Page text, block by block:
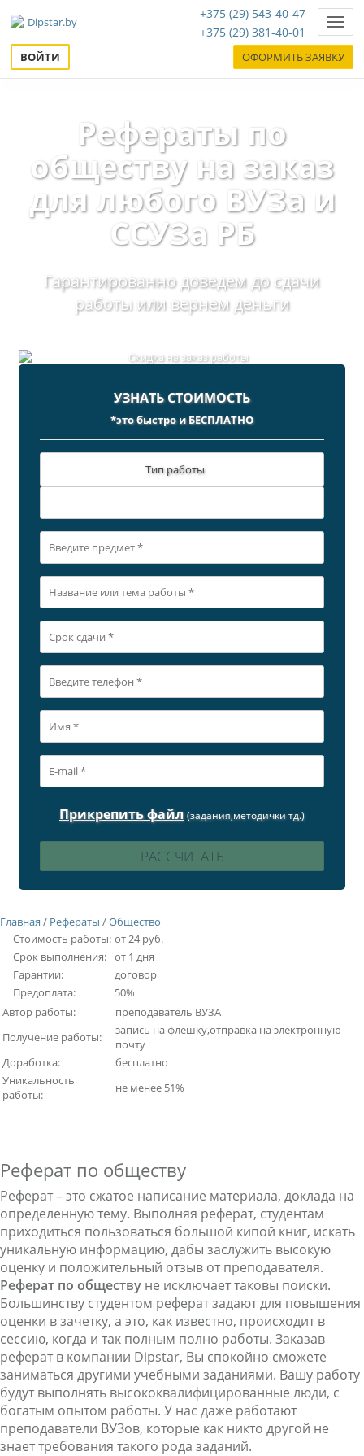
+375 (29) 543-40-47
+375 (29) 381-40-01
ВОЙТИ ОФОРМИТЬ ЗАЯВКУ
Рефераты по
обществу на заказ
для любого ВУЗа и
ССУЗа РБ
Гарантированно доведем до сдачи
работы или вернем деньги
УЗНАТЬ СТОИМОСТЬ
*это быстро и БЕСПЛАТНО
Тип работы
Прикрепить файл (задания,методички тд.)
Главная / Рефераты /Общество
Стоимость работы: от 24 руб.
Срок выполнения: от 1 дня
Гарантии:
договор
Предоплата:
50%
Автор работы:
преподаватель ВУЗА
Получение работы:
запись на флешку,отправка на электронную
почту
Доработка:
бесплатно
Уникальность
работы:
не менее 51%
Реферат по обществу
Реферат – это сжатое написание материала, доклада на
определенную тему. Выполняя реферат, студентам
приходиться пользоваться большой кипой книг, искать
уникальную информацию, дабы заслужить высокую
оценку и положительный отзыв от преподавателя.
Реферат по обществу не исключает таковы поиски.
Большинству студентом реферат задают для повышения
оценки в зачетку, а это, как известно, происходит в
сессию, когда и так полным полно работы. Заказав
реферат в компании Dipstar, Вы спокойно сможете
заниматься другими учебными заданиями. Вашу работу
будут выполнять высококвалифицированные люди, с
богатым опытом работы. У нас даже работают
преподаватели ВУЗов, которые как никто другой не
знает требования такого рода заданий.